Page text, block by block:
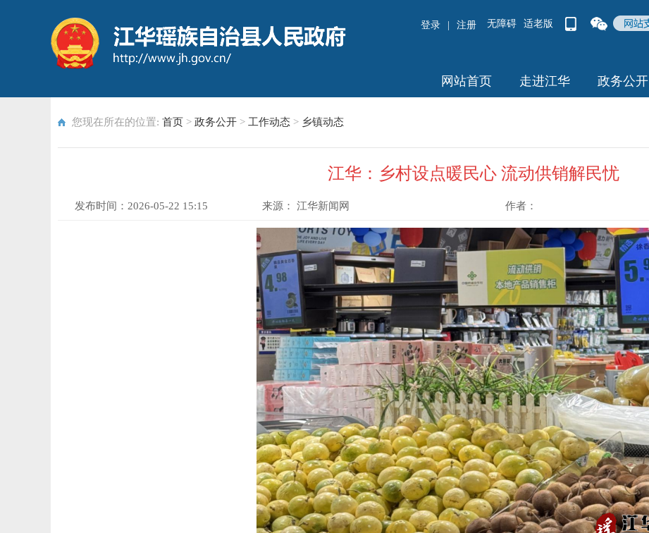
无障碍 适老版
登录 注册
网站首页 走进江华 政务公开
您现在所在的位置: 首页 > 政务公开 > 工作动态 > 乡镇动态
江华：乡村设点暖民心 流动供销解民忧
发布时间： 2026-05-22 15:15 来源： 江华新闻网 作者：